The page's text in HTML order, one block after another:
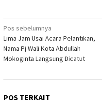
Navigasi
pos
Pos sebelumnya
Lima Jam Usai Acara Pelantikan,
Nama Pj Wali Kota Abdullah
Mokoginta Langsung Dicatut
POS TERKAIT